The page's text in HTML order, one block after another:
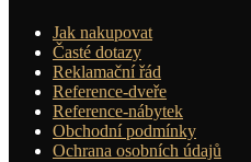
Jak nakupovat
Časté dotazy
Reklamační řád
Reference-dveře
Reference-nábytek
Obchodní podmínky
Ochrana osobních údajů